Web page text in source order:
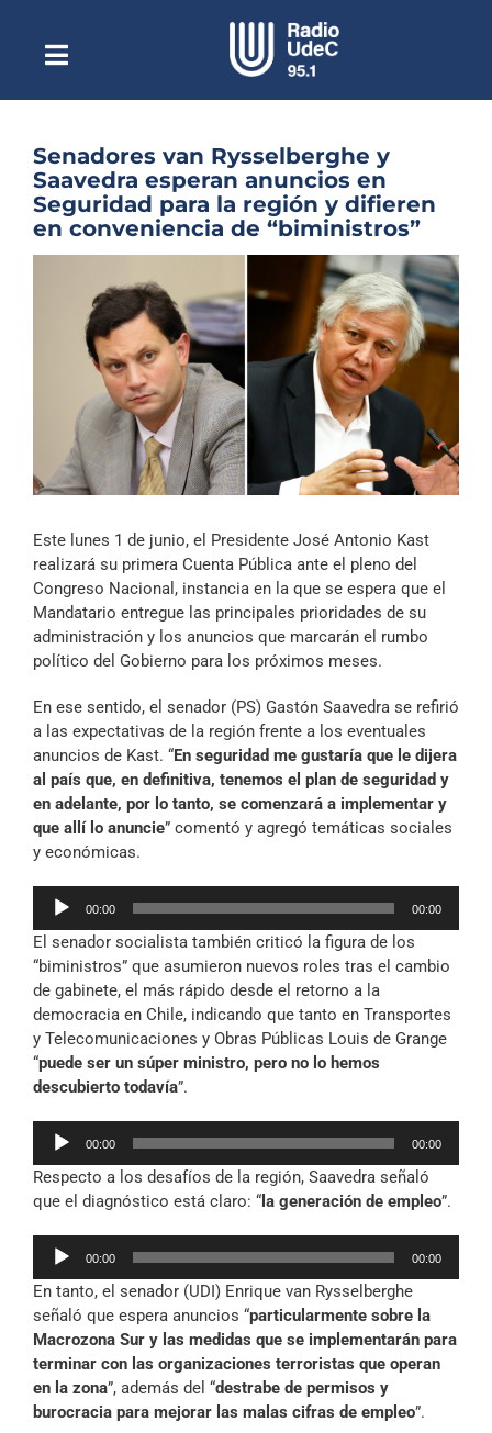
contenidoToggle
NavigationEscuchar Radio UdeC en vivo
Quiénes Somos
Programación
Podcast
Noticias
Reportajes
Columnas
Música Clásica
Especiales
Senadores van Rysselberghe y
Saavedra esperan anuncios en
Seguridad para la región y difieren
en conveniencia de “biministros”
Este lunes 1 de junio, el Presidente José Antonio Kast
realizará su primera Cuenta Pública ante el pleno del
Congreso Nacional, instancia en la que se espera que el
Mandatario entregue las principales prioridades de su
administración y los anuncios que marcarán el rumbo
político del Gobierno para los próximos meses.
En ese sentido, el senador (PS) Gastón Saavedra se refirió
a las expectativas de la región frente a los eventuales
anuncios de Kast. “En seguridad me gustaría que le dijera
al país que, en definitiva, tenemos el plan de seguridad y
en adelante, por lo tanto, se comenzará a implementar y
que allí lo anuncie” comentó y agregó temáticas sociales
y económicas.
Reproductor
audio
00:00 00:00
El senador socialista también criticó la figura de los
“biministros” que asumieron nuevos roles tras el cambio
de gabinete, el más rápido desde el retorno a la
democracia en Chile, indicando que tanto en Transportes
y Telecomunicaciones y Obras Públicas Louis de Grange
“puede ser un súper ministro, pero no lo hemos
descubierto todavía”.
Reproductor
audio
00:00 00:00
Respecto a los desafíos de la región, Saavedra señaló
que el diagnóstico está claro: “ la generación de empleo”.
Reproductor
audio
00:00 00:00
En tanto, el senador (UDI) Enrique van Rysselberghe
señaló que espera anuncios “particularmente sobre la
Macrozona Sur y las medidas que se implementarán para
terminar con las organizaciones terroristas que operan
en la zona”, además del “destrabe de permisos y
burocracia para mejorar las malas cifras de empleo”.